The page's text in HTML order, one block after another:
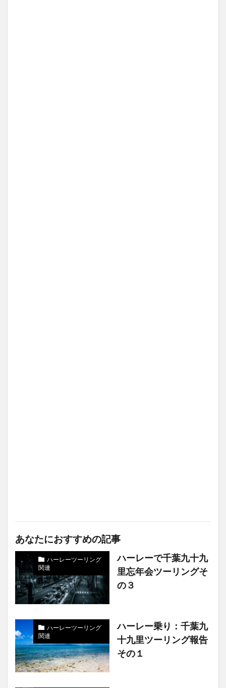
あなたにおすすめの記事
ハーレーツーリング
関連
ハーレーで千葉九十九
里忘年会ツーリングそ
の３
ハーレーツーリング
関連
ハーレー乗り：千葉九
十九里ツーリング報告
その１